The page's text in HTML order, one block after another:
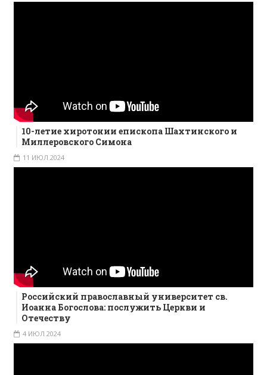
10-летие хиротонии епископа Шахтинского и
Миллеровского Симона
11 ИЮЛ 2024
Российский православный университет св.
Иоанна Богослова: послужить Церкви и
Отечеству
4 ИЮЛ 2024